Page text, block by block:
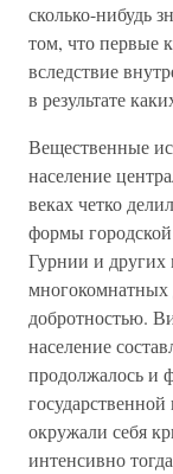
сколько-нибудь
том, что первые
вследствие
в результате
Вещественные
население
веках четко
формы
Гурнии и других
многокомнатных
добротностью.
население
продолжалось и
окружали себя
интенсивно